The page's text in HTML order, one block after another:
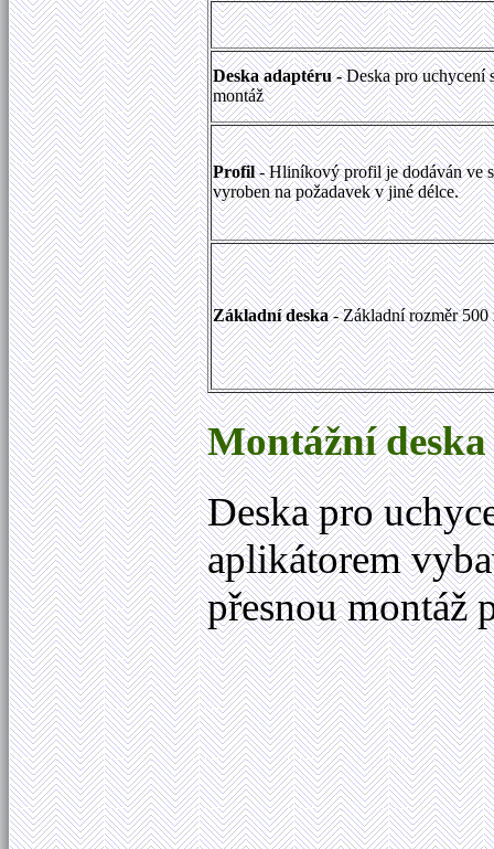
Deska adaptéru -Deska pro uchycení
montáž
Profil- Hliníkový profil je dodáván ve
vyroben na požadavek v jiné délce.
Základní deska- Základní rozměr 500
Montážní deska
Deska pro
aplikátorem
přesnou montáž